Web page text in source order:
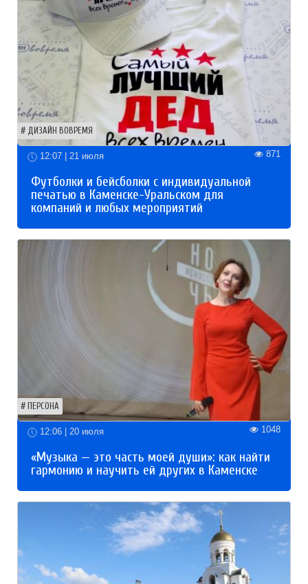
ДИЗАЙН ВОВРЕМЯ
12:07 | 21 июля 871
Футболки и бейсболки с индивидуальной
печатью в Каменске-Уральском для
компаний и любых мероприятий
ПЕРСОНА
12:06 | 20 июля 1048
«Музыка — это часть моей души»: как найти
гармонию и научить ей других в Каменске